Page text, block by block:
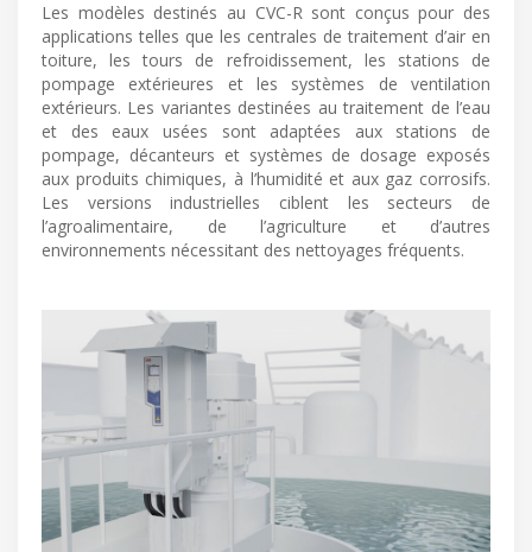
Les modèles destinés au CVC-R sont conçus pour des
applications telles que les centrales de traitement d’air en
toiture, les tours de refroidissement, les stations de
pompage extérieures et les systèmes de ventilation
extérieurs. Les variantes destinées au traitement de l’eau
et des eaux usées sont adaptées aux stations de
pompage, décanteurs et systèmes de dosage exposés
aux produits chimiques, à l’humidité et aux gaz corrosifs.
Les versions industrielles ciblent les secteurs de
l’agroalimentaire, de l’agriculture et d’autres
environnements nécessitant des nettoyages fréquents.